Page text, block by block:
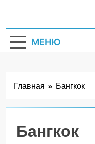
МЕНЮ
Главная Бангкок
Бангкок